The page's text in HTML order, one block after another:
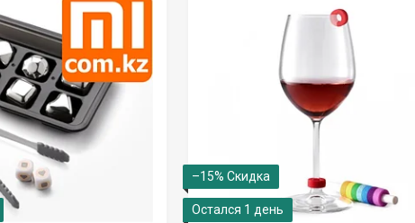
–15%
Остался 1 день